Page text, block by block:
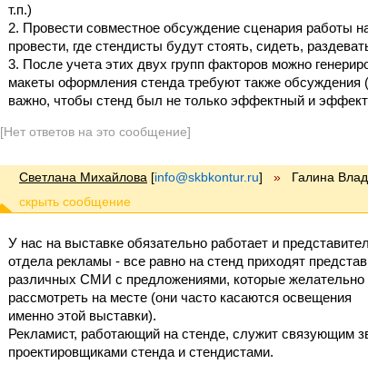
т.п.)
2. Провести совместное обсуждение сценария работы
провести, где стендисты будут стоять, сидеть,
3. После учета этих двух групп факторов можно
макеты оформления стенда требуют также
важно, чтобы стенд был не только эффектный и
[Нет ответов на это сообщение]
Светлана Михайлова [info@skbkontur.ru] » Галина
У нас на выставке обязательно работает и
отдела рекламы - все равно на стенд приходят
различных СМИ с предложениями, которые желательно
рассмотреть на месте (они часто касаются освещения
именно этой выставки).
Рекламист, работающий на стенде, служит связующим
проектировщиками стенда и стендистами.